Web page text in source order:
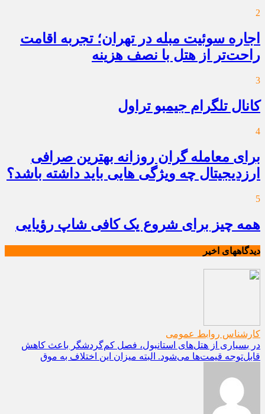
2
اجاره سوئیت مبله در تهران؛ تجربه اقامت
راحت‌تر از هتل با نصف هزینه
3
کانال تلگرام جیمبو تراول
4
برای معامله گران روزانه بهترین صرافی
ارزدیجیتال چه ویژگی هایی باید داشته باشد؟
5
همه چیز برای شروع یک کافی شاپ رؤیایی
دیدگاههای اخیر
کارشناس روابط عمومی
در بسیاری از هتل‌های استانبول، فصل کم‌گردشگر باعث کاهش
قابل‌توجه قیمت‌ها می‌شود. البته میزان این اختلاف به موق